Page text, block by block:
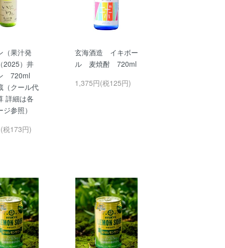
（果汁発
2025）井
720ml
クール代
詳細は各
参照）
税173円)
玄海酒造 イキボー
ル 麦焼酎 720ml
1,375円(税125円)